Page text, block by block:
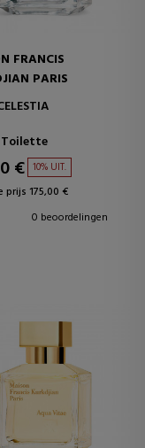
FRANCIS
PARIS
Toilette
€ 10% UIT.
prijs 175,00 €
0 beoordelingen